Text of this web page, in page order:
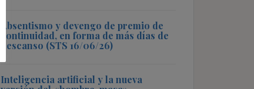
Absentismo y devengo de premio de
continuidad, en forma de más días de
descanso (STS 16/06/26)
Inteligencia artificial y la nueva